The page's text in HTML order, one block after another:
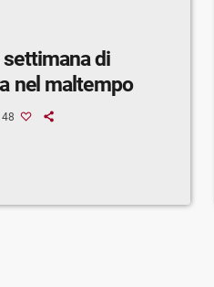
settimana di
nel maltempo
48